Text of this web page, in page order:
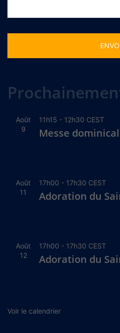
Août
9
11h15 - 12h30 CEST
Messe
Août
11
17h00 - 17h30 CEST
Adoration du
Août
12
17h00 - 17h30 CEST
Adoration du
Voir le calendrier